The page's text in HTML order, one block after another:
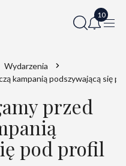
Wydarzenia
kampanią podszywającą się
przed
pod profil